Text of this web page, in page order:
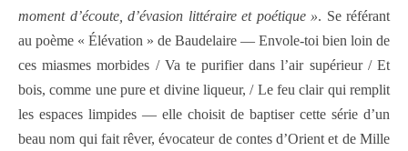
moment d’écoute, d’évasion littéraire et poétique ». Se référant
au poème « Élévation » de Baudelaire — Envole-toi bien loin de
ces miasmes morbides / Va te purifier dans l’air supérieur / Et
bois, comme une pure et divine liqueur, / Le feu clair qui remplit
les espaces limpides — elle choisit de baptiser cette série d’un
beau nom qui fait rêver, évocateur de contes d’Orient et de Mille